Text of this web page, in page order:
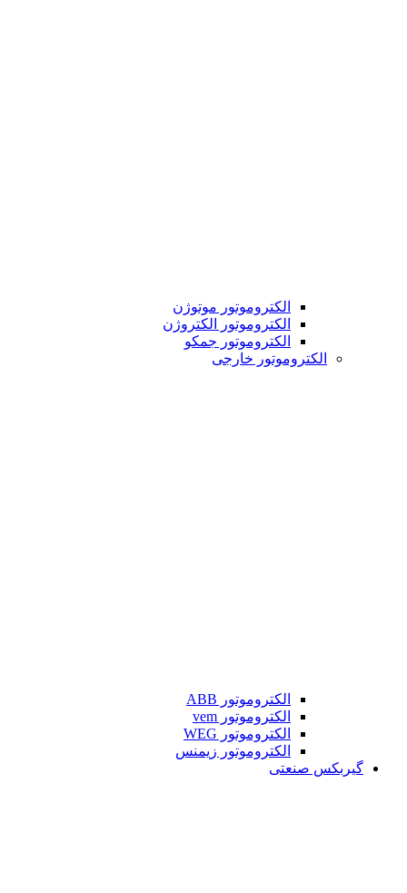
الکتروموتور موتوژن
الکتروموتور الکتروژن
الکتروموتور جمکو
الکتروموتور خارجی
الکتروموتور ABB
الکتروموتور vem
الکتروموتور WEG
الکتروموتور زیمنس
گیربکس صنعتی